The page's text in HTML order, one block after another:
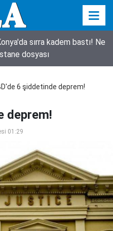
sırra kadem bastı! Ne
dosyası
6 şiddetinde deprem!
deprem!
01:29